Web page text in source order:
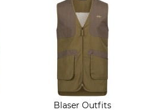
Blaser Outfits